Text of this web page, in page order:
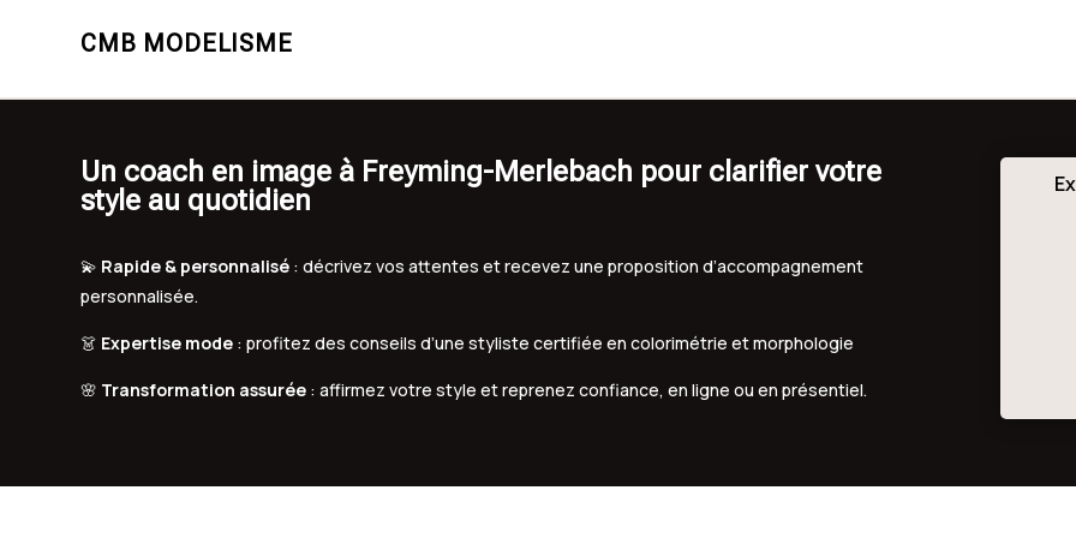
CMB MODELISME
Un coach en image à Freyming-Merlebach pour clarifier votre
style au quotidien
💫 Rapide & personnalisé : décrivez vos attentes et recevez une proposition d’accompagnement
personnalisée.
👗 Expertise mode : profitez des conseils d’une styliste certifiée en colorimétrie et morphologie
🌸 Transformation assurée : affirmez votre style et reprenez confiance, en ligne ou en présentiel.